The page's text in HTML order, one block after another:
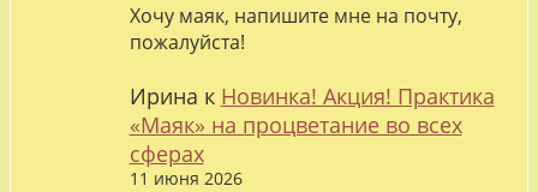
Хочу маяк, напишите мне на почту,
пожалуйста!
Ирина к Новинка! Акция! Практика
«Маяк» на процветание во всех
сферах
11 июня 2026